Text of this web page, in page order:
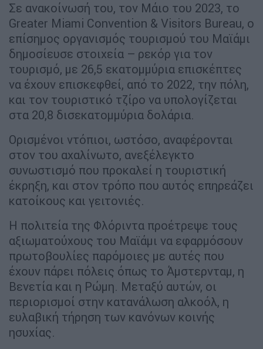
Σε ανακοίνωσή του, τον Μάιο του 2023, το
Greater Miami Convention & Visitors Bureau, ο
επίσημος οργανισμός τουρισμού του Μαϊάμι
δημοσίευσε στοιχεία – ρεκόρ για τον
τουρισμό, με 26,5 εκατομμύρια επισκέπτες
να έχουν επισκεφθεί, από το 2022, την πόλη,
και τον τουριστικό τζίρο να υπολογίζεται
στα 20,8 δισεκατομμύρια δολάρια.
Ορισμένοι ντόπιοι, ωστόσο, αναφέρονται
στον του αχαλίνωτο, ανεξέλεγκτο
συνωστισμό που προκαλεί η τουριστική
έκρηξη, και στον τρόπο που αυτός επηρεάζει
κατοίκους και γειτονιές.
Η πολιτεία της Φλόριντα προέτρεψε τους
αξιωματούχους του Μαϊάμι να εφαρμόσουν
πρωτοβουλίες παρόμοιες με αυτές που
έχουν πάρει πόλεις όπως το Άμστερνταμ, η
Βενετία και η Ρώμη. Μεταξύ αυτών, οι
περιορισμοί στην κατανάλωση αλκοόλ, η
ευλαβική τήρηση των κανόνων κοινής
ησυχίας.